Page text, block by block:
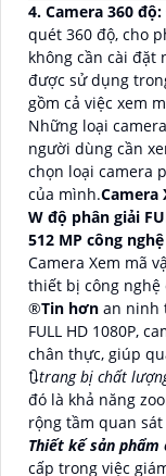
4. Camera 360 độ:
quét 360 độ, cho
không cần cài đặt
được sử dụng
gồm cả việc xem
Những loại
người dùng cần
chọn loại camera
của mình.Camera
W độ phân giải
512 MP công
Camera Xem mã
thiết bị công
®️Tin hơn an ninh
FULL HD 1080P,
chân thực, giúp
🔃trang bị chất
đó là khả năng
rộng tầm quan
Thiết kế sản
cấp trong việc